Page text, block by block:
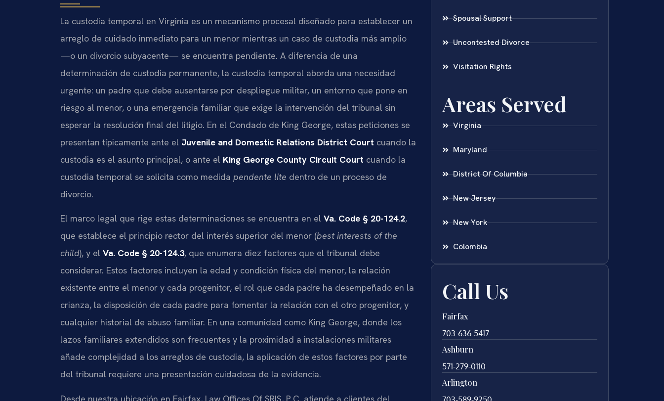
La custodia temporal en Virginia es un mecanismo procesal diseñado para establecer un
arreglo de cuidado inmediato para un menor mientras un caso de custodia más amplio
—o un divorcio subyacente— se encuentra pendiente. A diferencia de una
determinación de custodia permanente, la custodia temporal aborda una necesidad
urgente: un padre que debe ausentarse por despliegue militar, un entorno que pone en
riesgo al menor, o una emergencia familiar que exige la intervención del tribunal sin
esperar la resolución final del litigio. En el Condado de King George, estas peticiones se
presentan típicamente ante el Juvenile and Domestic Relations District Court cuando la
custodia es el asunto principal, o ante el King George County Circuit Court cuando la
custodia temporal se solicita como medida pendente lite dentro de un proceso de
divorcio.
El marco legal que rige estas determinaciones se encuentra en el Va. Code § 20-124.2,
que establece el principio rector del interés superior del menor (best interests of the
child), y el Va. Code § 20-124.3, que enumera diez factores que el tribunal debe
considerar. Estos factores incluyen la edad y condición física del menor, la relación
existente entre el menor y cada progenitor, el rol que cada padre ha desempeñado en la
crianza, la disposición de cada padre para fomentar la relación con el otro progenitor, y
cualquier historial de abuso familiar. En una comunidad como King George, donde los
lazos familiares extendidos son frecuentes y la proximidad a instalaciones militares
añade complejidad a los arreglos de custodia, la aplicación de estos factores por parte
del tribunal requiere una presentación cuidadosa de la evidencia.
Desde nuestra ubicación en Fairfax, Law Offices Of SRIS, P.C. atiende a clientes del
Spousal Support
Uncontested Divorce
Visitation Rights
Areas Served
Virginia
Maryland
District Of Columbia
New Jersey
New York
Colombia
Call Us
Fairfax
703-636-5417
Ashburn
571-279-0110
Arlington